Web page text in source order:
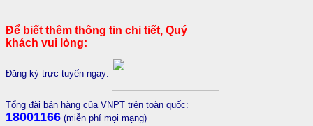
Để biết thêm thông tin chi tiết, Quý
khách vui lòng:
Đăng ký trực tuyến ngay:
Tổng đài bán hàng của VNPT trên toàn quốc:
18001166 (miễn phí mọi mạng)